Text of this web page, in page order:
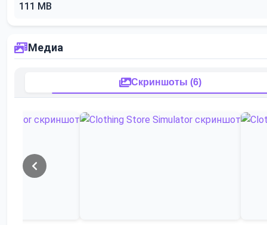
111 MB
Медиа
Скриншоты (6)